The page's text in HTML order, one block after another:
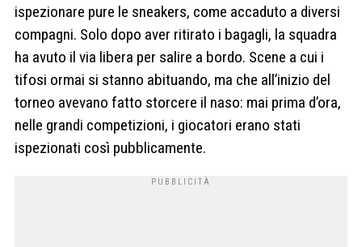
ispezionare pure le sneakers, come accaduto a diversi
compagni. Solo dopo aver ritirato i bagagli, la squadra
ha avuto il via libera per salire a bordo. Scene a cui i
tifosi ormai si stanno abituando, ma che all’inizio del
torneo avevano fatto storcere il naso: mai prima d’ora,
nelle grandi competizioni, i giocatori erano stati
ispezionati così pubblicamente.